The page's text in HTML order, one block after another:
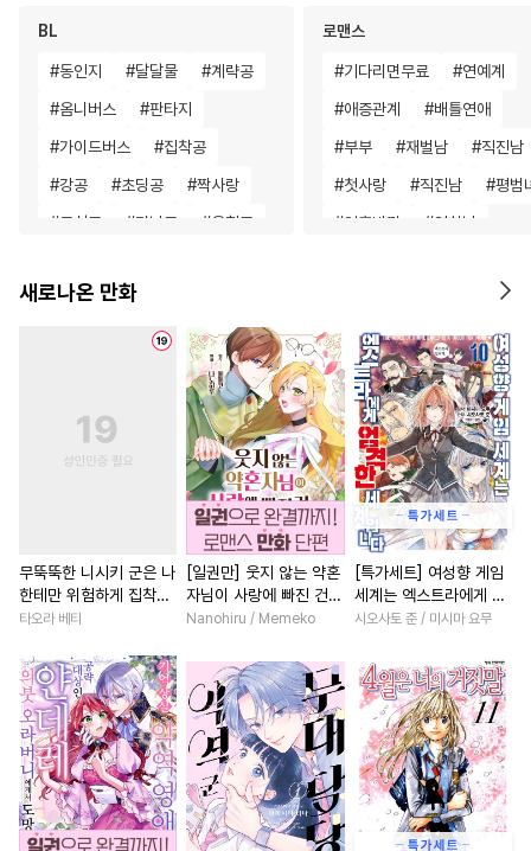
BL
#동인지 #달달물 #계략공
#옴니버스 #판타지
#가이드버스 #집착공
#강공 #초딩공 #짝사랑
#무심공 #미남공 #음험공
#모럴리스
#웹툰단행본
성인용품
철벽수
#욕망수
#역사/시대물 # 대형견공
#고수위 #미인공 #순정수
# 초능력 #리맨물
첫사랑
# 동정수 #광공 #계략수
#동물 # 쓰레기공 #미남수
#문란공 #피폐물
#주종관계 #장발 #일상
로맨스
#기다리면무료 #연예계
#애증관계 #배틀연애
#부부 #재벌남 #직진남
#첫사랑 #직진남 #평범
#영혼바뀜 #연하남
판타지/SF
#
학원/캠퍼스 #동양풍
#삼각관계 #연상연하
#인외존재 #절륜 #절륜
#능욕 #능력녀 #친구
#조신남 #철벽남
#
계약관계 #명문세가
#
친구>연인 # 육아물
#
회귀물 #동거 #성장물
# 성장물 #사제관계
#연애/결혼 #개그/코믹
#우정 #일상 #소년
#친구>연인 #다각관계
#섹스파트너 #평범녀
새로나온 만화
무뚝뚝한 니시키 군은 나
한테만 위험하게 집착
[단행본]
타오라 베티
[일권만] 웃지 않는 약혼
자님이 사랑에 빠진 건
변장한 저인 것 같습니다
Nanohiru / Memeko
[특가세트] 여성향 게임
세계는 엑스트라에게 엄
격한 세계입니다
시오사토 준 / 미시마 요무